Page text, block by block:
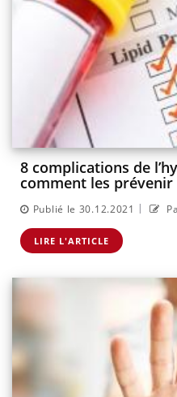
8 complications de
comment les prévenir
Publié le 30.12.2021 |
LIRE L'ARTICLE